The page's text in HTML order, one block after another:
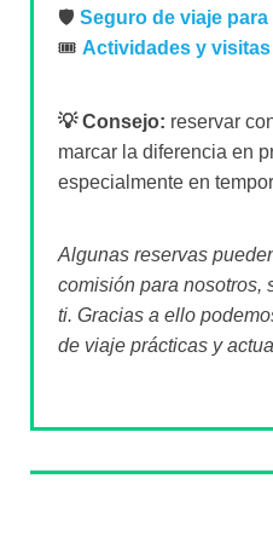
🛡️ Seguro de viaje
🎟️ Actividades y
💡 Consejo: reservar
marcar la diferencia en
especialmente en
Algunas reservas
comisión para nosotros,
ti. Gracias a ello
de viaje prácticas y